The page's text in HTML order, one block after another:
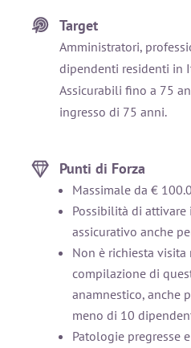
Target
Amministratori,
dipendenti residenti in
Assicurabili fino a 75
ingresso di 75 anni.
Punti di Forza
Massimale da €
Possibilità di attivare
assicurativo anche
Non è richiesta visita
compilazione di
anamnestico, anche
meno di 10
Patologie pregresse